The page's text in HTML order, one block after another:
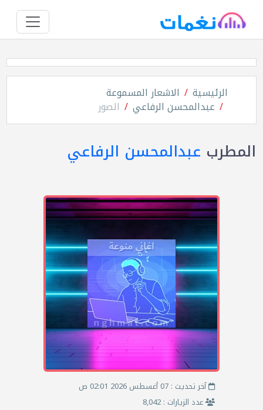
الرئيسية الاشعار المسموعة
عبدالمحسن الرفاعي الصور
المطرب عبدالمحسن الرفاعي
آخر تحديث : 07 أغسطس 2026 02:01 ص
عدد الزيارات : 8,042